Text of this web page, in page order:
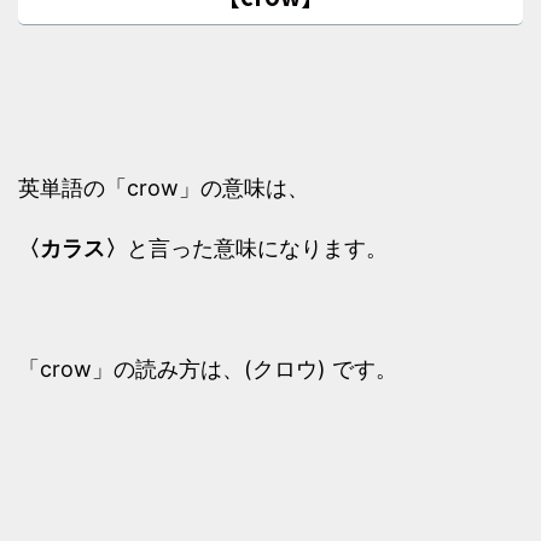
英単語の「crow」の意味は、
〈カラス〉 と言った意味になります。
「crow」の読み方は、(クロウ) です。